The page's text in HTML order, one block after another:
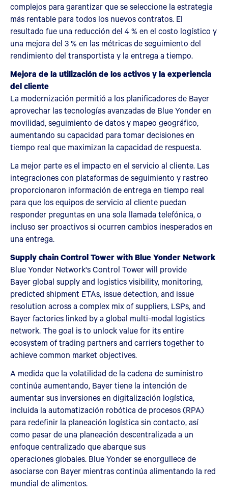
complejos para garantizar que se seleccione la estrategia
más rentable para todos los nuevos contratos. El
resultado fue una reducción del 4 % en el costo logístico y
una mejora del 3 % en las métricas de seguimiento del
rendimiento del transportista y la entrega a tiempo.
Mejora de la utilización de los activos y la experiencia
del cliente
La modernización permitió a los planificadores de Bayer
aprovechar las tecnologías avanzadas de Blue Yonder en
movilidad, seguimiento de datos y mapeo geográfico,
aumentando su capacidad para tomar decisiones en
tiempo real que maximizan la capacidad de respuesta.
La mejor parte es el impacto en el servicio al cliente. Las
integraciones con plataformas de seguimiento y rastreo
proporcionaron información de entrega en tiempo real
para que los equipos de servicio al cliente puedan
responder preguntas en una sola llamada telefónica, o
incluso ser proactivos si ocurren cambios inesperados en
una entrega.
Supply chain Control Tower with Blue Yonder Network
Blue Yonder Network's Control Tower will provide
Bayer global supply and logistics visibility, monitoring,
predicted shipment ETAs, issue detection, and issue
resolution across a complex mix of suppliers, LSPs, and
Bayer factories linked by a global multi-modal logistics
network. The goal is to unlock value for its entire
ecosystem of trading partners and carriers together to
achieve common market objectives.
A medida que la volatilidad de la cadena de suministro
continúa aumentando, Bayer tiene la intención de
aumentar sus inversiones en digitalización logística,
incluida la automatización robótica de procesos (RPA)
para redefinir la planeación logística sin contacto, así
como pasar de una planeación descentralizada a un
enfoque centralizado que abarque sus
operaciones globales. Blue Yonder se enorgullece de
asociarse con Bayer mientras continúa alimentando la red
mundial de alimentos.